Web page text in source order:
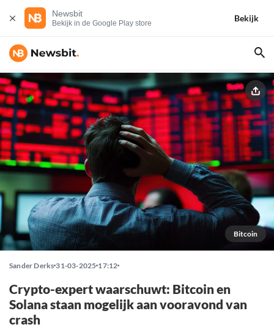
Newsbit
Bekijk in de Google Play store
Bekijk
Bitcoin
Sander Derks 31-03-2025 17:12
Crypto-expert waarschuwt: Bitcoin en
Solana staan mogelijk aan vooravond van
crash